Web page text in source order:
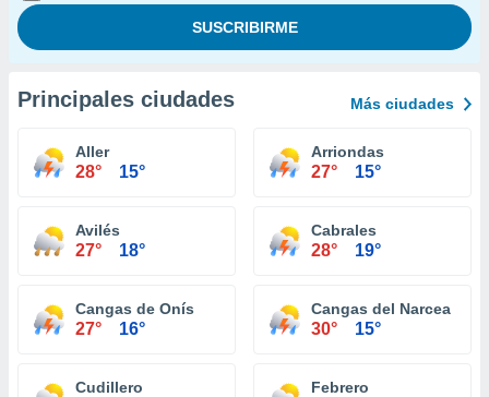
Principales ciudades Más ciudades
Aller
28° 15°
Arriondas
27° 15°
Avilés
27° 18°
Cabrales
28° 19°
Cangas de Onís
27° 16°
Cangas del Narcea
30° 15°
Cudillero Febrero